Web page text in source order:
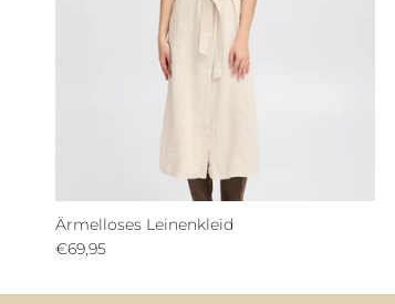
Ärmelloses Leinenkleid
€69,95